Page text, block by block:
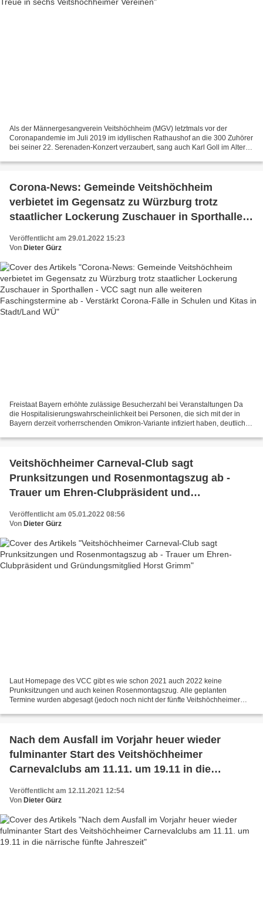
Als der Männergesangverein Veitshöchheim (MGV) letztmals vor der
Coronapandemie im Juli 2019 im idyllischen Rathaushof an die 300 Zuhörer
bei seiner 22. Serenaden-Konzert verzaubert, sang auch Karl Goll im Alter
Corona-News: Gemeinde Veitshöchheim
verbietet im Gegensatz zu Würzburg trotz
staatlicher Lockerung Zuschauer in Sporthallen
ab - Verstärkt Corona-Fälle in Schulen und Kitas
Veröffentlicht am 29.01.2022 15:23
Von Dieter Gürz
Freistaat Bayern erhöhte zulässige Besucherzahl bei Veranstaltungen Da
die Hospitalisierungswahrscheinlichkeit bei Personen, die sich mit der in
Bayern derzeit vorherrschenden Omikron-Variante infiziert haben, deutlich
Veitshöchheimer Carneval-Club sagt
Prunksitzungen und Rosenmontagszug ab -
Trauer um Ehren-Clubpräsident und
Veröffentlicht am 05.01.2022 08:56
Von Dieter Gürz
Laut Homepage des VCC gibt es wie schon 2021 auch 2022 keine
Prunksitzungen und auch keinen Rosenmontagszug. Alle geplanten
Termine wurden abgesagt (jedoch noch nicht der fünfte Veitshöchheimer
Nach dem Ausfall im Vorjahr heuer wieder
fulminanter Start des Veitshöchheimer
Carnevalclubs am 11.11. um 19.11 in die
Veröffentlicht am 12.11.2021 12:54
Von Dieter Gürz